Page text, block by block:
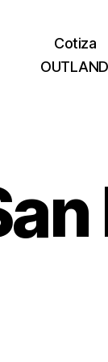
Cotiza